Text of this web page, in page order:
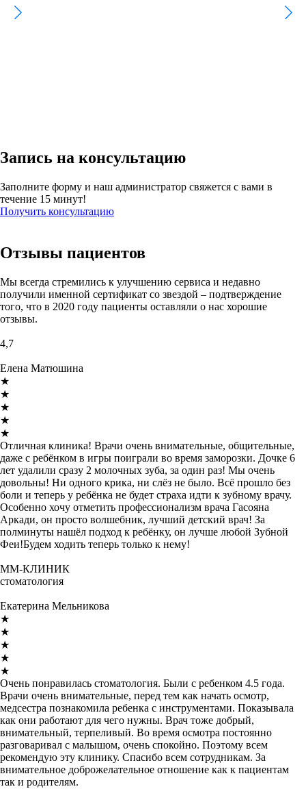
Запись на консультацию
Заполните форму и наш администратор свяжется с вами в
течение 15 минут!
Получить консультацию
Отзывы пациентов
Мы всегда стремились к улучшению сервиса и недавно
получили именной сертификат со звездой – подтверждение
того, что в 2020 году пациенты оставляли о нас хорошие
отзывы.
4,7
Елена Матюшина
★
★
★
★
★
Отличная клиника! Врачи очень внимательные, общительные,
даже с ребёнком в игры поиграли во время заморозки. Дочке 6
лет удалили сразу 2 молочных зуба, за один раз! Мы очень
довольны! Ни одного крика, ни слёз не было. Всё прошло без
боли и теперь у ребёнка не будет страха идти к зубному врачу.
Особенно хочу отметить профессионализм врача Гасояна
Аркади, он просто волшебник, лучший детский врач! За
полминуты нашёл подход к ребёнку, он лучше любой Зубной
Феи!Будем ходить теперь только к нему!
ММ-КЛИНИК
стоматология
Екатерина Мельникова
★
★
★
★
★
Очень понравилась стоматология. Были с ребенком 4.5 года.
Врачи очень внимательные, перед тем как начать осмотр,
медсестра познакомила ребенка с инструментами. Показывала
как они работают для чего нужны. Врач тоже добрый,
внимательный, терпеливый. Во время осмотра постоянно
разговаривал с малышом, очень спокойно. Поэтому всем
рекомендую эту клинику. Спасибо всем сотрудникам. За
внимательное доброжелательное отношение как к пациентам
так и родителям.